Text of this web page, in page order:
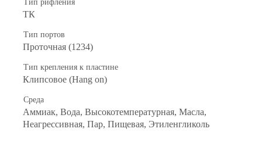
Тип рифления
ТК
Тип портов
Проточная (1234)
Тип крепления к пластине
Клипсовое (Hang on)
Среда
Аммиак, Вода, Высокотемпературная, Масла,
Неагрессивная, Пар, Пищевая, Этиленгликоль